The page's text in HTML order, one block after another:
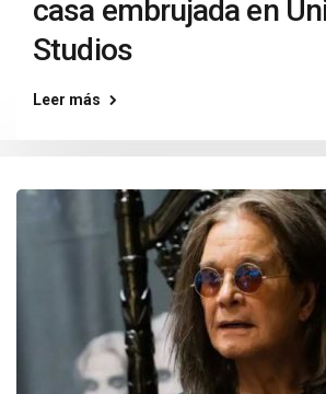
casa embrujada en
Studios
Leer más